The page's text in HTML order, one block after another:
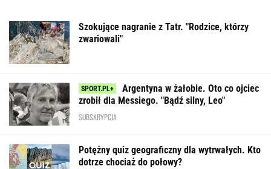
Szokujące nagranie z Tatr. "Rodzice, którzy
zwariowali"
Argentyna w żałobie. Oto co ojciec
zrobił dla Messiego. "Bądź silny, Leo"
SUBSKRYPCJA
Potężny quiz geograficzny dla wytrwałych. Kto
dotrze chociaż do połowy?